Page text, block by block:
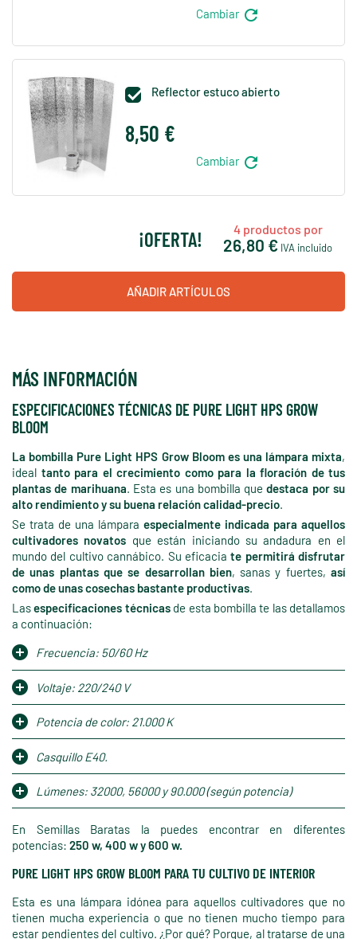
Cambiar refresh
 Reflector estuco abierto
8,50 €
Cambiar refresh
¡OFERTA! 4productos por
26,80 € IVA incluido
AÑADIR ARTÍCULOS
MÁS INFORMACIÓN
ESPECIFICACIONES TÉCNICAS DE PURE LIGHT HPS GROW
BLOOM
La bombilla Pure Light HPS Grow Bloom es una lámpara mixta,
ideal tanto para el crecimiento como para la floración de tus
plantas de marihuana. Esta es una bombilla quedestaca por su
alto rendimiento y su buena relación calidad-precio.
Se trata de una lámpara especialmente indicada para aquellos
cultivadores novatos que están iniciando su andadura en el
mundo del cultivo cannábico. Su eficacia te permitirá disfrutar
de unas plantas que se desarrollan bien, sanas y fuertes,así
como de unas cosechas bastante productivas.
Lasespecificaciones técnicasde esta bombilla te las detallamos
a continuación:
Frecuencia: 50/60 Hz
Voltaje: 220/240 V
Potencia de color: 21.000 K
Casquillo E40.
Lúmenes: 32000, 56000 y 90.000 (según potencia)
En Semillas Baratas la puedes encontrar en diferentes
potencias: 250 w, 400 w y 600 w.
PURE LIGHT HPS GROW BLOOM PARA TU CULTIVO DE INTERIOR
Esta es una lámpara idónea para aquellos cultivadores que no
tienen mucha experiencia o que no tienen mucho tiempo para
estar pendientes del cultivo. ¿Por qué? Porque, al tratarse de una